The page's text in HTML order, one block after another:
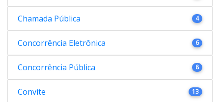
Chamada Pública 4
Concorrência Eletrônica 6
Concorrência Pública 8
Convite 13